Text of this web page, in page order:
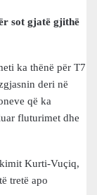
sot gjatë gjithë
ka thënë për T7
deri në
që ka
fluturimet dhe
Kurti-Vuçiq,
tretë apo